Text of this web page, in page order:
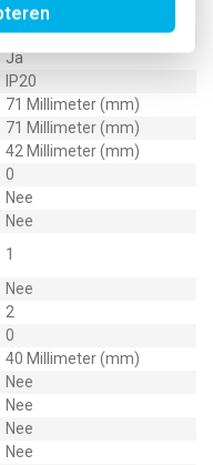
Glanzend
Nee
Ja
IP20
71 Millimeter (mm)
71 Millimeter (mm)
42 Millimeter (mm)
0
Nee
Nee
1
Nee
2
0
40 Millimeter (mm)
Nee
Nee
Nee
Nee